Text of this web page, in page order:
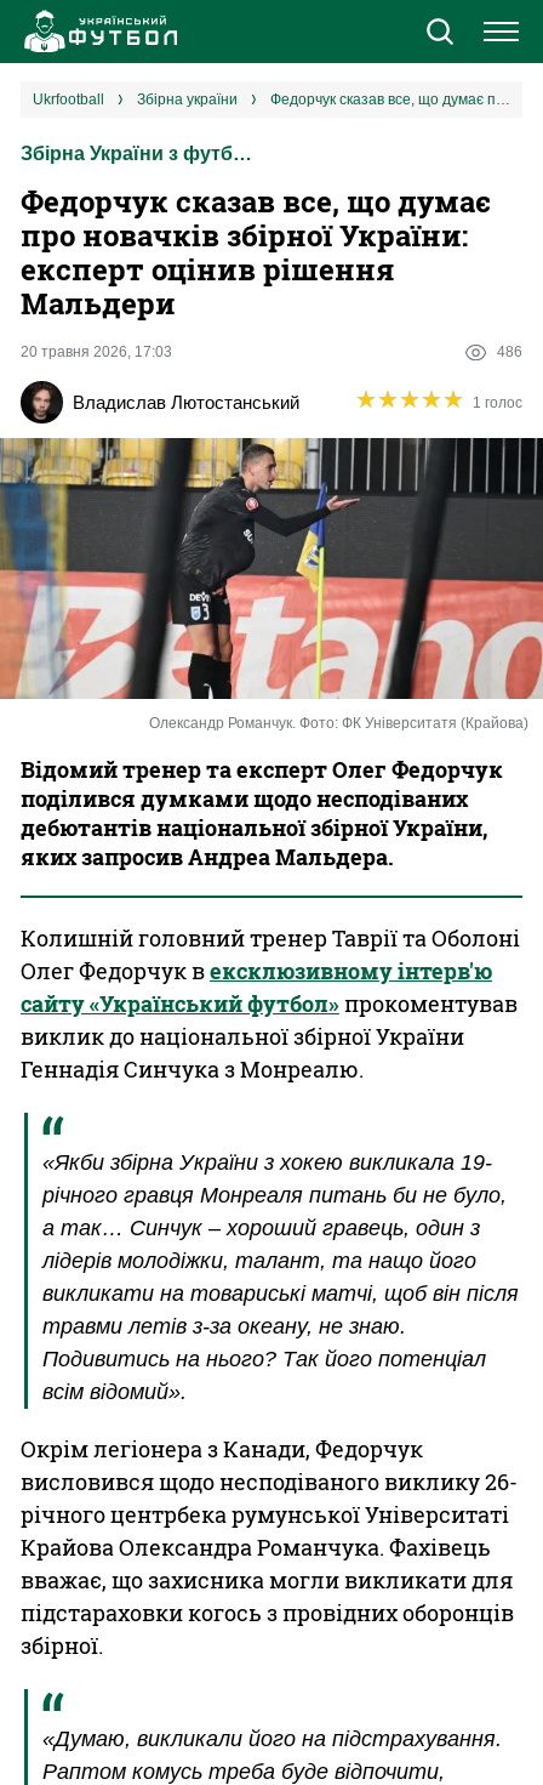
Новини
Збірна
Єврокубки
УПЛ
2 ліга
Різне
Букмекери
Казино
ukrfootball збірна україни Федорчук сказав все, що думає про новачків збірної України: експерт оцінив рішення Мальдери
Збірна України з футболу
Федорчук сказав все, що думає
про новачків збірної України:
експерт оцінив рішення
Мальдери
20 травня 2026, 17:03 486
Владислав Лютостанський ★★★★★
★★★★★ 1 голос
Олександр Романчук. Фото: ФК Університатя (Крайова)
Відомий тренер та експерт Олег Федорчук
поділився думками щодо несподіваних
дебютантів національної збірної України,
яких запросив Андреа Мальдера.
Колишній головний тренер Таврії та Оболоні
Олег Федорчук вексклюзивному інтерв'ю
сайту «Український футбол»прокоментував
виклик до національної збірної України
Геннадія Синчука з Монреалю.
«Якби збірна України з хокею викликала 19-
річного гравця Монреаля питань би не було,
а так… Синчук – хороший гравець, один з
лідерів молодіжки, талант, та нащо його
викликати на товариські матчі, щоб він після
травми летів з-за океану, не знаю.
Подивитись на нього? Так його потенціал
всім відомий».
Окрім легіонера з Канади, Федорчук
висловився щодо несподіваного виклику 26-
річного центрбека румунської Університаті
Крайова Олександра Романчука. Фахівець
вважає, що захисника могли викликати для
підстараховки когось з провідних оборонців
збірної.
«Думаю, викликали його на підстрахування.
Раптом комусь треба буде відпочити,